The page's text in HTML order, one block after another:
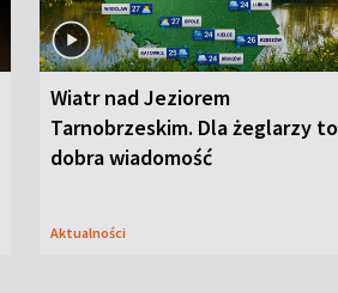
Wiatr nad Jeziorem
Tarnobrzeskim. Dla żeglarzy to
dobra wiadomość
Aktualności